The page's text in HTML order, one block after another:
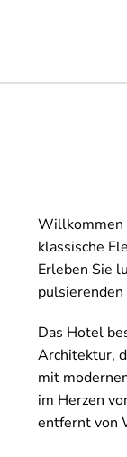
Willkommen
klassische
Erleben Sie
Das Hotel
Architektur,
mit
im Herzen
entfernt von